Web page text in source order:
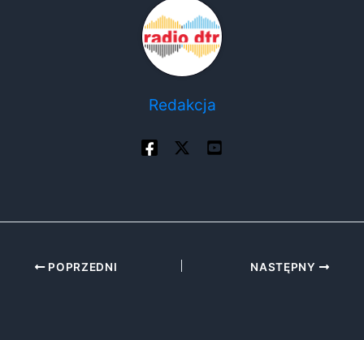
Redakcja
POPRZEDNI NASTĘPNY